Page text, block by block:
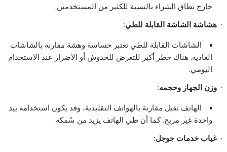
خارج نطاق الشراء بالنسبة للكثير من المستخدمين.
·هشاشة الشاشة القابلة للطي:
الشاشات القابلة للطي تعتبر حساسة وهشة مقارنة بالشاشات
العادية. هناك خطر أكبر للتعرض للخدوش أو الأضرار عند الاستخدام
اليومي.
·وزن الجهاز وحجمه:
الهاتف ثقيل مقارنة بالهواتف التقليدية، وقد يكون استخدامه بيد
واحدة غير مريح. كما أن طي الهاتف يزيد من سُمكه.
·غياب خدمات جوجل: